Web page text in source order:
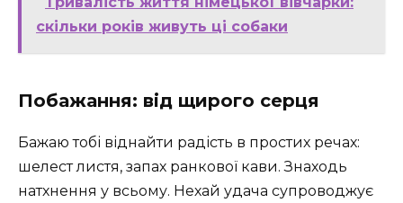
скільки років живуть ці собаки
Побажання: від щирого серця
Бажаю тобі віднайти радість в простих речах:
шелест листя, запах ранкової кави. Знаходь
натхнення у всьому. Нехай удача супроводжує